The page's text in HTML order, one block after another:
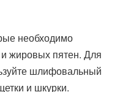
необходимо
жировых пятен. Для
шлифовальный
и шкурки.